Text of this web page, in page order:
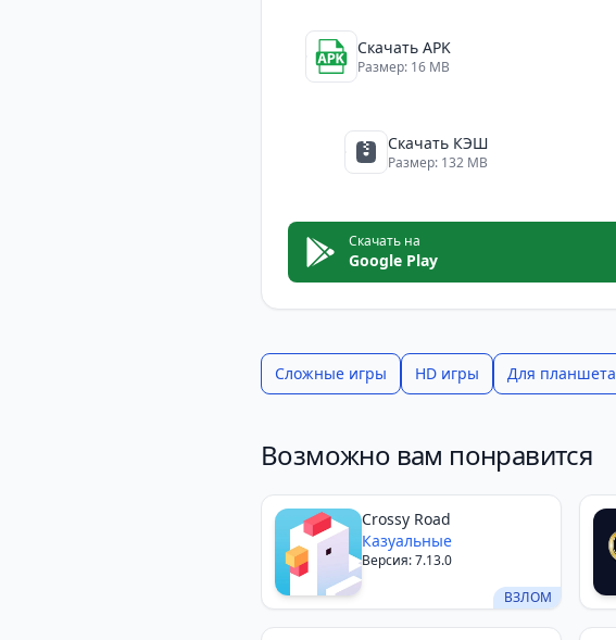
Скачать APK
Размер: 16 MB
Скачать КЭШ
Размер: 132 MB
Скачать на
Google Play
Сложные игры HD игры Для планшета
Возможно вам понравится
ВЗЛОМ
Crossy Road
Казуальные
Версия: 7.13.0